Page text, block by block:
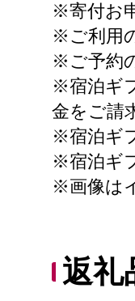
※寄付お
※ご利用
※ご予約
※宿泊ギ
金をご請
※宿泊ギ
※宿泊ギ
※画像は
返礼